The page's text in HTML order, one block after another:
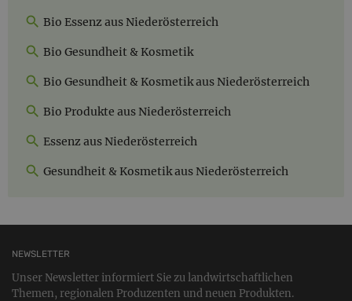
Bio Essenz aus Niederösterreich
Bio Gesundheit & Kosmetik
Bio Gesundheit & Kosmetik aus Niederösterreich
Bio Produkte aus Niederösterreich
Essenz aus Niederösterreich
Gesundheit & Kosmetik aus Niederösterreich
NEWSLETTER
Unser Newsletter informiert Sie zu landwirtschaftlichen
Themen, regionalen Produzenten und neuen Produkten.